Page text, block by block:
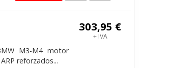
303,95 €
+ IVA
M3-M4 motor
reforzados...